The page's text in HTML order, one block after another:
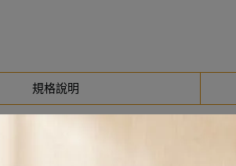
規格說明